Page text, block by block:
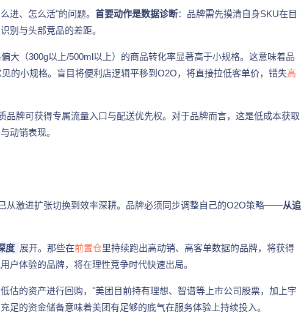
进、怎么活"的问题。 首要动作是数据诊断：品牌需先摸清自身SKU在目
别与头部竞品的差距。
大（300g以上/500ml以上）的商品转化率显著高于小规格。这意味着品
的小规格。盲目将便利店逻辑平移到O2O，将直接拉低客单价，错失高
品牌可获得专属流量入口与配送优先权。对于品牌而言，这是低成本获取
动销表现。
从激进扩张切换到效率深耕。品牌必须同步调整自己的O2O策略——从追
度 展开。那些在前置仓里持续跑出高动销、高客单数据的品牌，将获得
户体验的品牌，将在理性竞争时代快速出局。
估的资产进行回购，"美团目前持有理想、智谱等上市公司股票，加上宇
足的资金储备意味着美团有足够的底气在服务体验上持续投入。